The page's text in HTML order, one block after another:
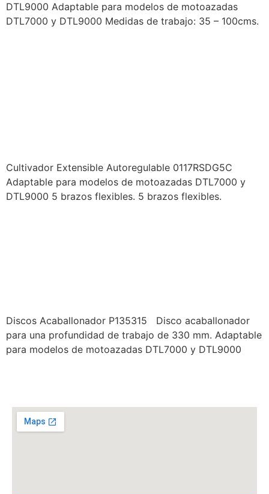
DTL9000 Adaptable para modelos de motoazadas
DTL7000 y DTL9000 Medidas de trabajo: 35 – 100cms.
Cultivador Extensible Autoregulable 0117RSDG5C
Adaptable para modelos de motoazadas DTL7000 y
DTL9000 5 brazos flexibles. 5 brazos flexibles.
Discos Acaballonador P135315 Disco acaballonador
para una profundidad de trabajo de 330 mm. Adaptable
para modelos de motoazadas DTL7000 y DTL9000